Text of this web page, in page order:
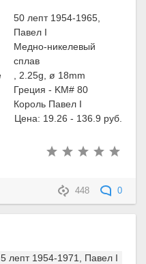
50 лепт 1954-1965,
Павел I
Медно-никелевый
сплав
, 2.25g, ø 18mm
Греция - KM# 80
Король Павел I
Цена: 19.26 - 136.9 руб.
448 0
5 лепт 1954-1971, Павел I